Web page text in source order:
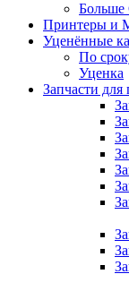
Больше
Принтеры и
Уценённые
По
Уценка
Запчасти для